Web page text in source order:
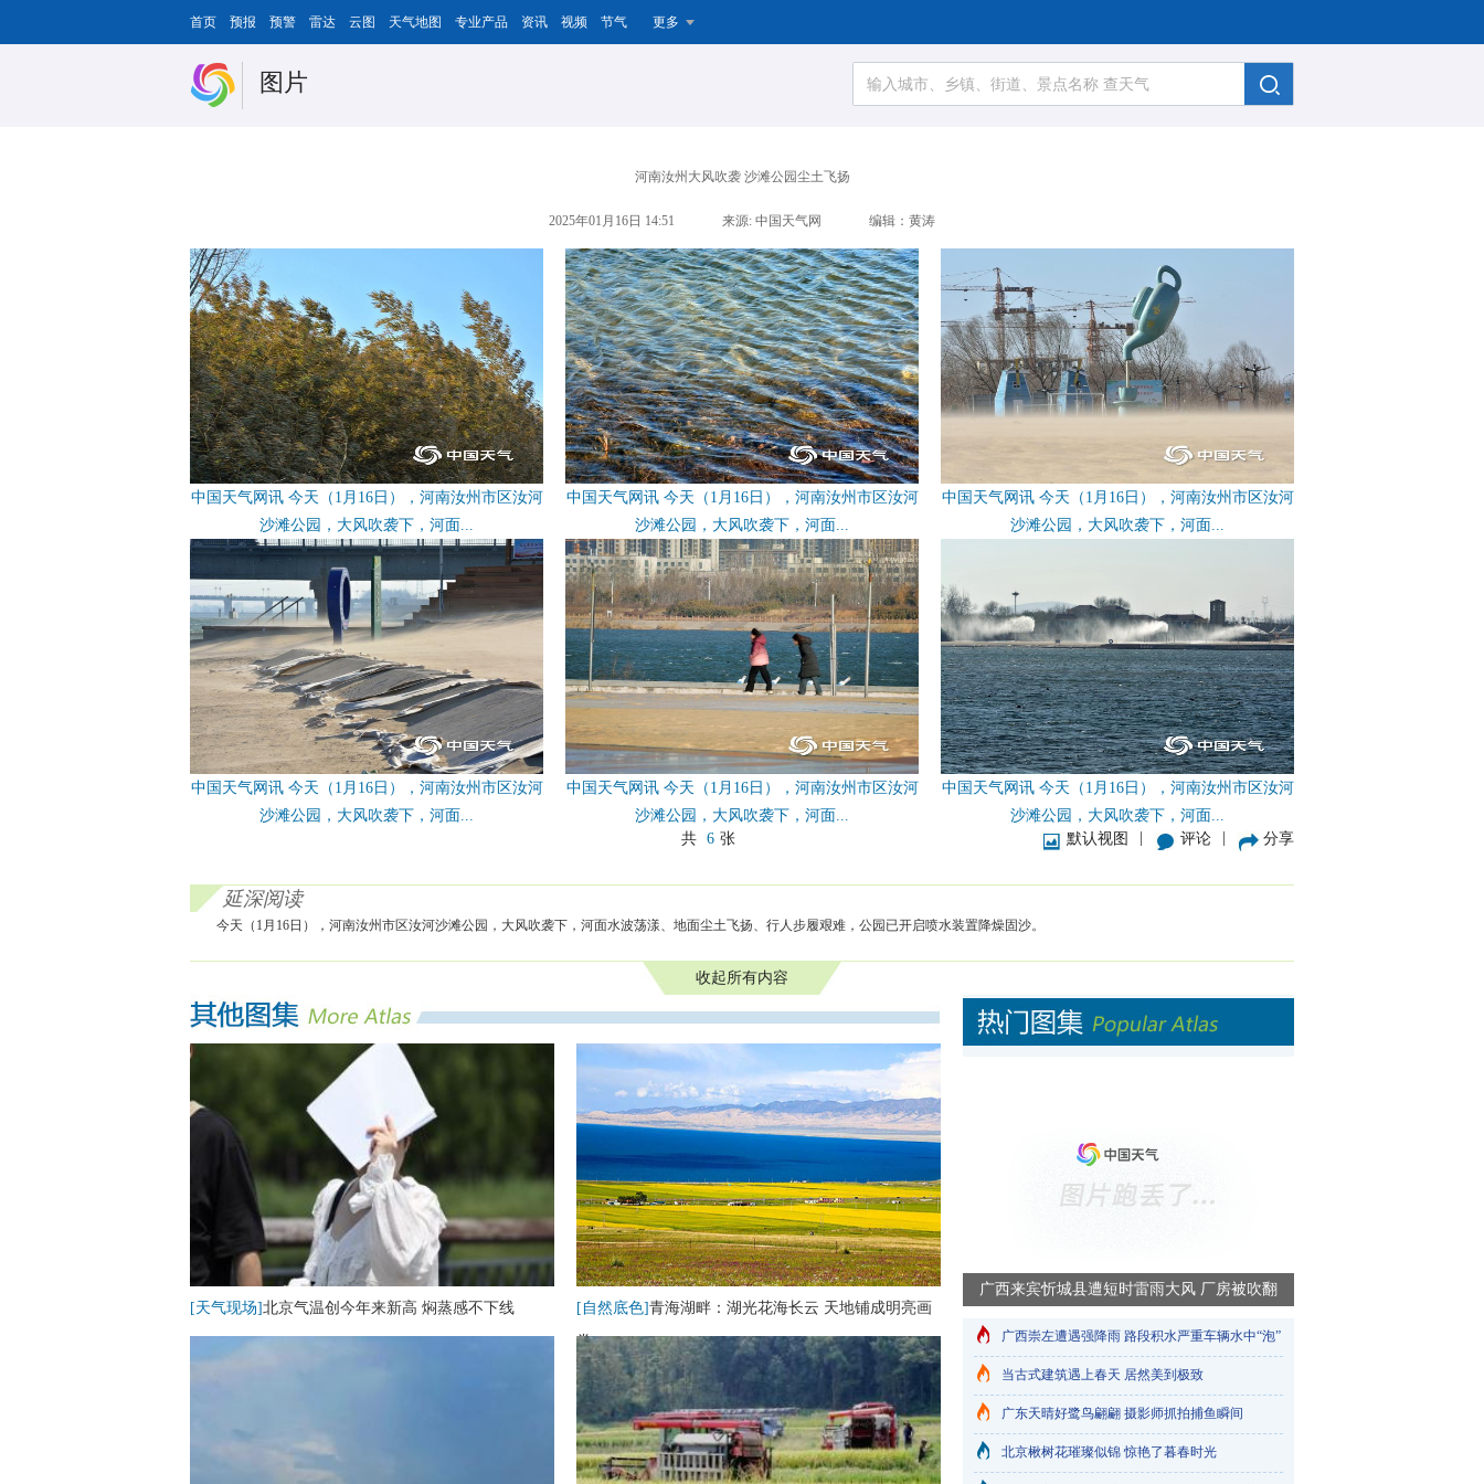
首页 预报 预警 雷达 云图 天气地图 专业产品 资讯 视频 节气 更多
图片
河南汝州大风吹袭 沙滩公园尘土飞扬
2025年01月16日 14:51 来源: 中国天气网 编辑：黄涛
中国天气网讯 今天（1月16日），河南汝州市区汝河
沙滩公园，大风吹袭下，河面...
中国天气网讯 今天（1月16日），河南汝州市区汝河
沙滩公园，大风吹袭下，河面...
中国天气网讯 今天（1月16日），河南汝州市区汝河
沙滩公园，大风吹袭下，河面...
中国天气网讯 今天（1月16日），河南汝州市区汝河
沙滩公园，大风吹袭下，河面...
中国天气网讯 今天（1月16日），河南汝州市区汝河
沙滩公园，大风吹袭下，河面...
中国天气网讯 今天（1月16日），河南汝州市区汝河
沙滩公园，大风吹袭下，河面...
共 6 张 默认视图 评论 分享
延深阅读
今天（1月16日），河南汝州市区汝河沙滩公园，大风吹袭下，河面水波荡漾、地面尘土飞扬、行人步履艰难，公园已开启喷水装置降燥固沙。
收起所有内容
[天气现场]北京气温创今年来新高 焖蒸感不下线 [自然底色]青海湖畔：湖光花海长云 天地铺成明亮画
卷
广西来宾忻城县遭短时雷雨大风 厂房被吹翻
广西崇左遭遇强降雨 路段积水严重车辆水中“泡”​
当古式建筑遇上春天 居然美到极致
广东天晴好鹭鸟翩翩 摄影师抓拍捕鱼瞬间
北京楸树花璀璨似锦 惊艳了暮春时光